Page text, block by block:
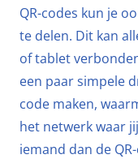
QR-codes kun je
te delen. Dit kan
of tablet
een paar simpele
code maken,
het netwerk waar
iemand dan de